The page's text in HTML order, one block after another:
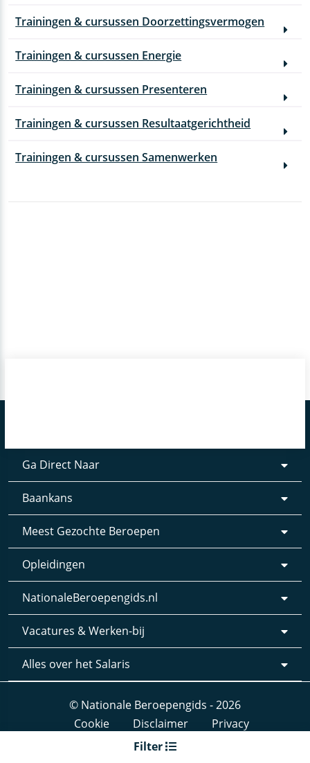
Trainingen & cursussen Doorzettingsvermogen
Trainingen & cursussen Energie
Trainingen & cursussen Presenteren
Trainingen & cursussen Resultaatgerichtheid
Trainingen & cursussen Samenwerken
Filter
Ga Direct Naar
Baankans
Meest Gezochte Beroepen
Opleidingen
NationaleBeroepengids.nl
Vacatures & Werken-bij
Alles over het Salaris
© Nationale Beroepengids - 2026
Cookie
Disclaimer
Privacy
Webdesign & realisatie: